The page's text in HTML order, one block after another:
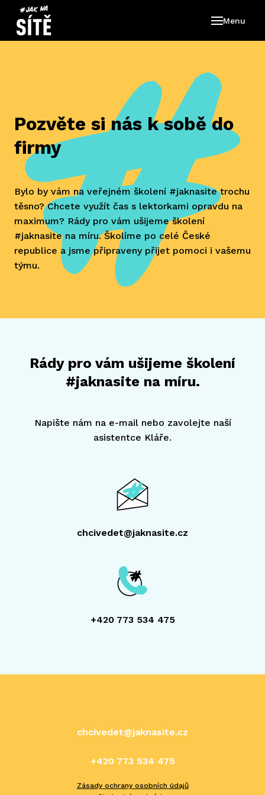
Menu
O
Pozvěte si nás k sobě do
firmy
Bylo by vám na veřejném školení #jaknasite trochu
těsno? Chcete využít čas s lektorkami opravdu na
maximum? Rády pro vám ušijeme školení
#jaknasite na míru. Školíme po celé České
republice a jsme připraveny přijet pomoci i vašemu
týmu.
Rády pro vám ušijeme školení
#jaknasite na míru.
Napište nám na e-mail nebo zavolejte naší
asistentce Kláře.
chcivedet@jaknasite.cz
+420 773 534 475
chcivedet@jaknasite.cz
+420 773 534 475
Zásady ochrany osobních údajů